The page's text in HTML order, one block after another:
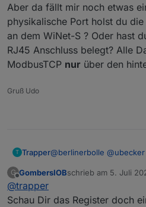
Aber da fällt mir noch etwas
physikalische Port holst du
an dem WiNet-S ? Oder hast
RJ45 Anschluss belegt? Alle
ModbusTCP nur über den
Gruß Udo
T Trapper@berlinerbolle @ubecker
Hallo und Danke für die
Hier meine Modbus
G
Offline
GombersIOBschrieb am 5. Juli
zuletzt editiert von
@trapper
Schau Dir das Register doch